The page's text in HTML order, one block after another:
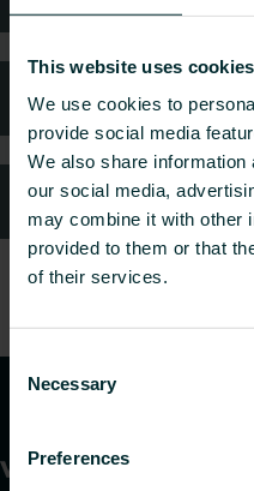
This website uses cookies
We use cookies to
provide social media
We also share
our social media,
may combine it with other
provided to them or that
of their services.
Consent
Selection
Necessary
Preferences
Häufig gestellte
Kundendienst